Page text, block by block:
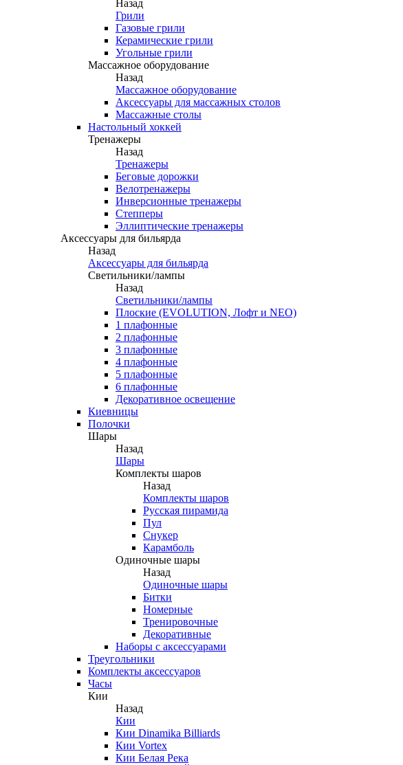
Назад
Грили
Газовые грили
Керамические грили
Угольные грили
Массажное оборудование
Назад
Массажное оборудование
Аксессуары для массажных столов
Массажные столы
Настольный хоккей
Тренажеры
Назад
Тренажеры
Беговые дорожки
Велотренажеры
Инверсионные тренажеры
Степперы
Эллиптические тренажеры
Аксессуары для бильярда
Назад
Аксессуары для бильярда
Светильники/лампы
Назад
Светильники/лампы
Плоские (EVOLUTION, Лофт и NEO)
1 плафонные
2 плафонные
3 плафонные
4 плафонные
5 плафонные
6 плафонные
Декоративное освещение
Киевницы
Полочки
Шары
Назад
Шары
Комплекты шаров
Назад
Комплекты шаров
Русская пирамида
Пул
Снукер
Карамболь
Одиночные шары
Назад
Одиночные шары
Битки
Номерные
Тренировочные
Декоративные
Наборы с аксессуарами
Треугольники
Комплекты аксессуаров
Часы
Кии
Назад
Кии
Кии Dinamika Billiards
Кии Vortex
Кии Белая Река